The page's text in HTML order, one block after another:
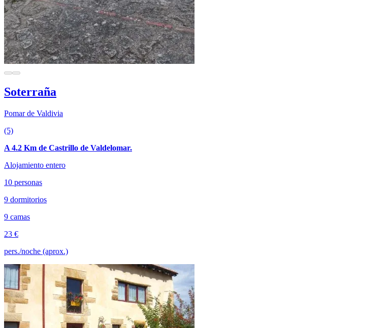
Soterraña
Pomar de Valdivia
(5)
A 4.2 Km de Castrillo de Valdelomar.
Alojamiento entero
10 personas
9 dormitorios
9 camas
23 €
pers./noche (aprox.)